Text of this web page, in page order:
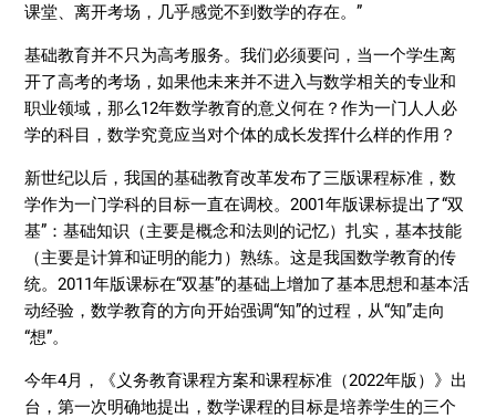
课堂、离开考场，几乎感觉不到数学的存在。”
基础教育并不只为高考服务。我们必须要问，当一个学生离
开了高考的考场，如果他未来并不进入与数学相关的专业和
职业领域，那么12年数学教育的意义何在？作为一门人人必
学的科目，数学究竟应当对个体的成长发挥什么样的作用？
新世纪以后，我国的基础教育改革发布了三版课程标准，数
学作为一门学科的目标一直在调校。2001年版课标提出了“双
基”：基础知识（主要是概念和法则的记忆）扎实，基本技能
（主要是计算和证明的能力）熟练。这是我国数学教育的传
统。2011年版课标在“双基”的基础上增加了基本思想和基本活
动经验，数学教育的方向开始强调“知”的过程，从“知”走向
“想”。
今年4月，《义务教育课程方案和课程标准（2022年版）》出
台，第一次明确地提出，数学课程的目标是培养学生的三个